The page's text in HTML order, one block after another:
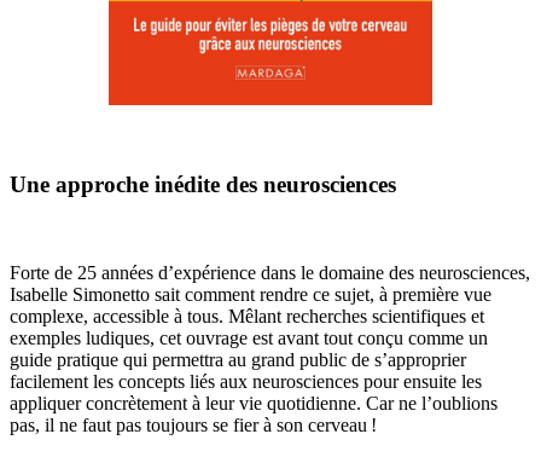
Une approche inédite des neurosciences
Forte de 25 années d’expérience dans le domaine des neurosciences,
Isabelle Simonetto sait comment rendre ce sujet, à première vue
complexe, accessible à tous. Mêlant recherches scientifiques et
exemples ludiques, cet ouvrage est avant tout conçu comme un
guide pratique qui permettra au grand public de s’approprier
facilement les concepts liés aux neurosciences pour ensuite les
appliquer concrètement à leur vie quotidienne. Car ne l’oublions
pas, il ne faut pas toujours se fier à son cerveau !